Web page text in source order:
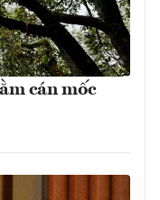
cán mốc